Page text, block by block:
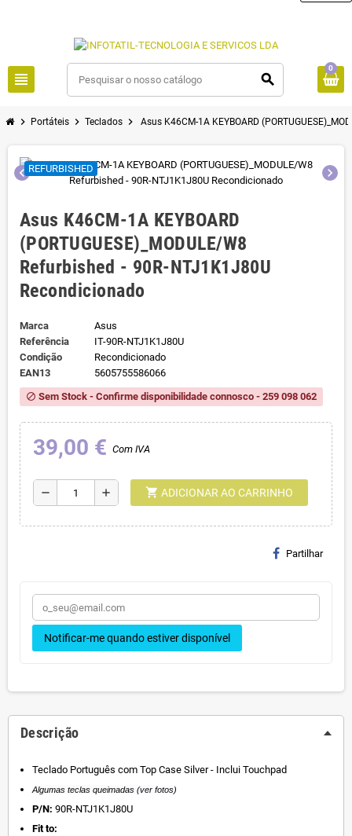
view_headline search
0
chevron_right Portáteis chevron_right Teclados chevron_right Asus K46CM-1A KEYBOARD
chevron_left chevron_right
REFURBISHED
Asus K46CM-1A KEYBOARD
(PORTUGUESE)_MODULE/W8
Refurbished - 90R-NTJ1K1J80U
Recondicionado
Marca
Asus
Referência
IT-90R-NTJ1K1J80U
Condição
Recondicionado
EAN13
5605755586066
block Sem Stock - Confirme disponibilidade connosco - 259 098 062
39,00 € Com IVA
remove add shopping_cart ADICIONAR AO CARRINHO
Partilhar
Notificar-me quando estiver disponível
Descrição
Teclado Português com Top Case Silver - Inclui Touchpad
Algumas teclas queimadas (ver fotos)
P/N: 90R-NTJ1K1J80U
Fit to: